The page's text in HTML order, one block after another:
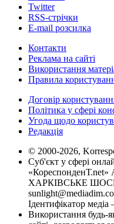
Twitter
RSS-стрічки
E-mail розсилка
Контакти
Реклама на сайті
Використання
Правила
Договір
Політика у сфері
Угода щодо
Редакція
© 2000-2026,
Суб'єкт у сфері
«КореспонденТ.net»
ХАРКІВСЬКЕ ШОСЕ,
Ідентифікатор
Використання будь-